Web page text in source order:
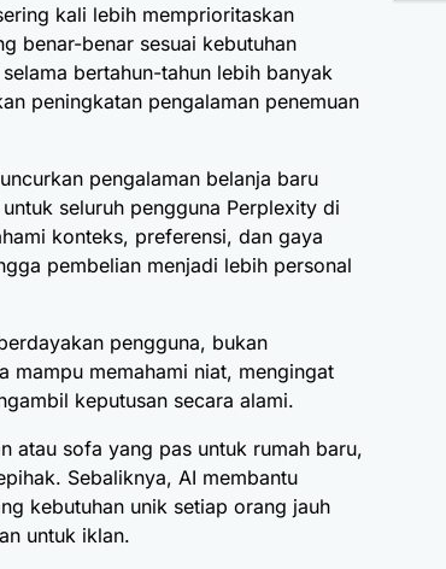
kali lebih memprioritaskan
benar-benar sesuai kebutuhan
bertahun-tahun lebih banyak
peningkatan pengalaman penemuan
pengalaman belanja baru
seluruh pengguna Perplexity di
konteks, preferensi, dan gaya
pembelian menjadi lebih personal
pengguna, bukan
mampu memahami niat, mengingat
keputusan secara alami.
atau sofa yang pas untuk rumah baru,
Sebaliknya, AI membantu
kebutuhan unik setiap orang jauh
untuk iklan.